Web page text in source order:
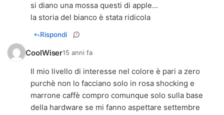
si diano una mossa questi di apple...
la storia del bianco è stata ridicola
Rispondi
CoolWiser15 anni fa
Il mio livello di interesse nel colore è pari a zero
purchè non lo facciano solo in rosa shocking e
marrone caffè compro comunque solo sulla base
della hardware se mi fanno aspettare settembre